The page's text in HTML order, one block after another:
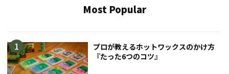
Most Popular
プロが教えるホットワックスのかけ方
『たった6つのコツ』